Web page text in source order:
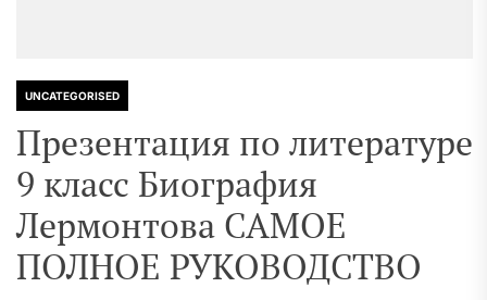
UNCATEGORISED
Презентация по литературе
9 класс Биография
Лермонтова САМОЕ
ПОЛНОЕ РУКОВОДСТВО